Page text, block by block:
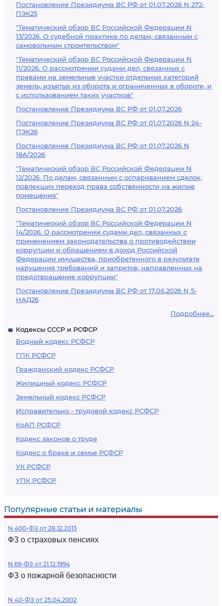
Постановление Президиума ВС РФ от 01.07.2026 N 272-
ПЭК25
"Тематический обзор ВС Российской Федерации N
13/2026. О судебной практике по делам, связанным с
самовольным строительством"
"Тематический обзор ВС Российской Федерации N
11/2026. О рассмотрении судами дел, связанных с
правами на земельные участки отдельных категорий
земель, изъятых из оборота и ограниченных в обороте, и
с использованием таких участков"
Постановление Президиума ВС РФ от 01.07.2026
Постановление Президиума ВС РФ от 01.07.2026 N 24-
ПЭК26
Постановление Президиума ВС РФ от 01.07.2026 N
18А/2026
"Тематический обзор ВС Российской Федерации N
12/2026. По делам, связанным с оспариванием сделок,
повлекших переход права собственности на жилые
помещения"
Постановление Президиума ВС РФ от 01.07.2026
"Тематический обзор ВС Российской Федерации N
14/2026. О рассмотрении судами дел, связанных с
применением законодательства о противодействии
коррупции и обращением в доход Российской
Федерации имущества, приобретенного в результате
нарушения требований и запретов, направленных на
предотвращение коррупции"
Постановление Президиума ВС РФ от 17.06.2026 N 5-
НАД26
Подробнее...
Кодексы СССР и РСФСР
Водный кодекс РСФСР
ГПК РСФСР
Гражданский кодекс РСФСР
Жилищный кодекс РСФСР
Земельный кодекс РСФСР
Исправительно - трудовой кодекс РСФСР
КоАП РСФСР
Кодекс законов о труде
Кодекс о браке и семье РСФСР
УК РСФСР
УПК РСФСР
Популярные статьи и материалы
N 400-ФЗ от 28.12.2013
ФЗ о страховых пенсиях
N 69-ФЗ от 21.12.1994
ФЗ о пожарной безопасности
N 40-ФЗ от 25.04.2002